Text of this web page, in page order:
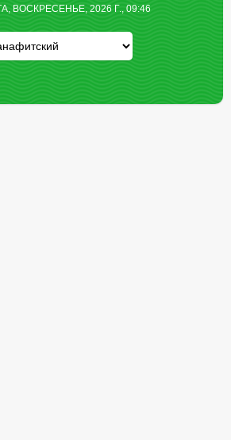
ВОСКРЕСЕНЬЕ, 2026 Г., 09:46